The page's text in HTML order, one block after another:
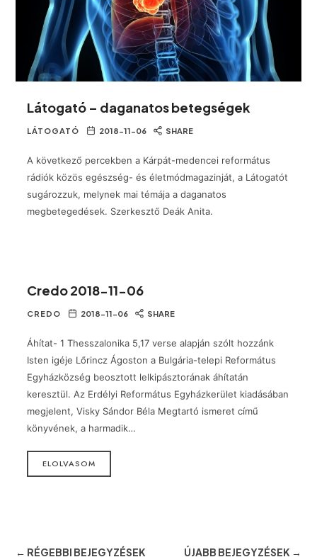
Látogató – daganatos betegségek
LÁTOGATÓ 2018-11-06 SHARE
A következő percekben a Kárpát-medencei református
rádiók közös egészség- és életmódmagazinját, a Látogatót
sugározzuk, melynek mai témája a daganatos
megbetegedések. Szerkesztő Deák Anita.
Credo 2018-11-06
CREDO 2018-11-06 SHARE
Áhítat- 1 Thesszalonika 5,17 verse alapján szólt hozzánk
Isten igéje Lőrincz Ágoston a Bulgária-telepi Református
Egyházközség beosztott lelkipásztorának áhítatán
keresztül. Az Erdélyi Református Egyházkerület kiadásában
megjelent, Visky Sándor Béla Megtartó ismeret című
könyvének, a harmadik…
ELOLVASOM
← RÉGEBBI BEJEGYZÉSEK ÚJABB BEJEGYZÉSEK →